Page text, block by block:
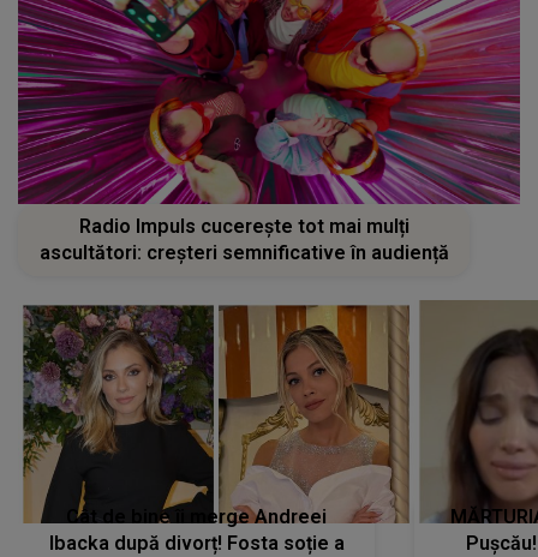
Radio Impuls cucerește tot mai mulți
ascultători: creșteri semnificative în audiență
Cât de bine îi merge Andreei
Ibacka după divorț! Fosta soție a